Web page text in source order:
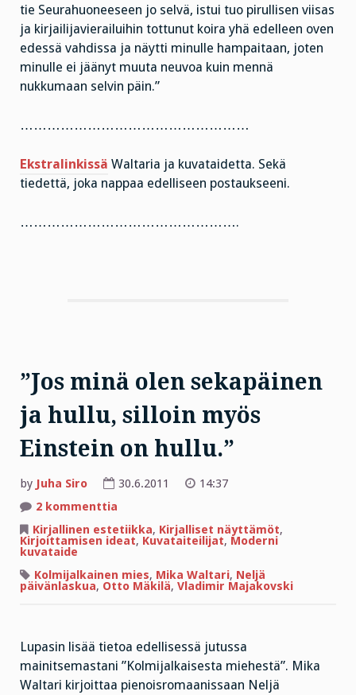
tie Seurahuoneeseen jo selvä, istui tuo pirullisen viisas
ja kirjailijavierailuihin tottunut koira yhä edelleen oven
edessä vahdissa ja näytti minulle hampaitaan, joten
minulle ei jäänyt muuta neuvoa kuin mennä
nukkumaan selvin päin.”
……………………………………………
Ekstralinkissä Waltaria ja kuvataidetta. Sekä
tiedettä, joka nappaa edelliseen postaukseeni.
………………………………………….
”Jos minä olen sekapäinen
ja hullu, silloin myös
Einstein on hullu.”
by Juha Siro 30.6.2011
14:37
2 kommenttia
minä
olen
sekapäinen
hullu,
silloin
myös
Kirjallinen estetiikka, Kirjalliset näyttämöt,
Kirjoittamisen ideat, Kuvataiteilijat, Moderni
kuvataide
Kolmijalkainen mies, Mika Waltari, Neljä
päivänlaskua, Otto Mäkilä, Vladimir Majakovski
Lupasin lisää tietoa edellisessä jutussa
mainitsemastani ”Kolmijalkaisesta miehestä”. Mika
Waltari kirjoittaa pienoisromaanissaan Neljä